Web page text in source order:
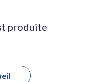
produite